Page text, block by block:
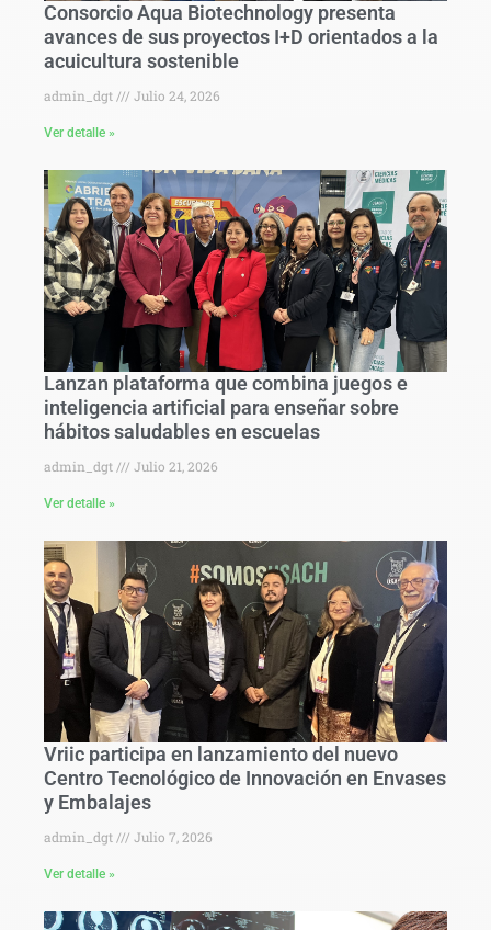
Consorcio Aqua Biotechnology presenta
avances de sus proyectos I+D orientados a la
acuicultura sostenible
admin_dgt Julio 24, 2026
Ver detalle »
Lanzan plataforma que combina juegos e
inteligencia artificial para enseñar sobre
hábitos saludables en escuelas
admin_dgt Julio 21, 2026
Ver detalle »
Vriic participa en lanzamiento del nuevo
Centro Tecnológico de Innovación en Envases
y Embalajes
admin_dgt Julio 7, 2026
Ver detalle »